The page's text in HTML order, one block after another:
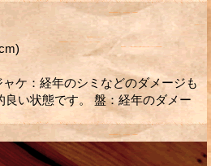
：経年のシミなどのダメージも
良い状態です。 盤：経年のダメー